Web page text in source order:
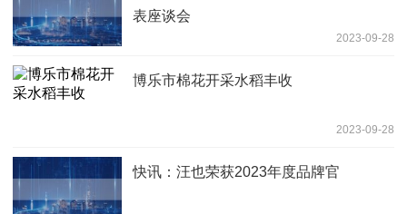
表座谈会
2023-09-28
博乐市棉花开采水稻丰收
2023-09-28
快讯：汪也荣获2023年度品牌官